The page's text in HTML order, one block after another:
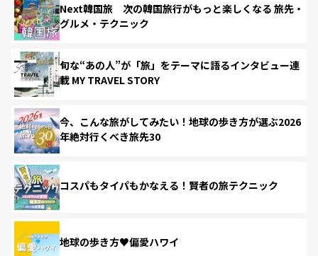
Next韓国旅 次の韓国旅行がもっと楽しくなる 旅先・
グルメ・テクニック
旬な“あの人”が「旅」をテーマに語るインタビュー連
載 MY TRAVEL STORY
今、こんな旅がしてみたい！地球の歩き方が選ぶ2026
年絶対行くべき旅先30
コスパもタイパもかなえる！賢者の旅テクニック
地球の歩き方♥偏愛ハワイ